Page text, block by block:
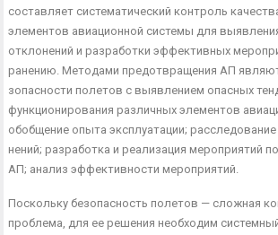
составляет систематический контроль
элементов авиационной системы для
отклонений и разработки эффективных
ранению. Методами предотвращения АП
зопасности полетов с выявлением опасных
функционирования различных элементов
обобщение опыта эксплуатации;
нений; разработка и реализация мероприятий
АП; анализ эффективности мероприятий.
Поскольку безопасность полетов — сложная
проблема, для ее решения необходим